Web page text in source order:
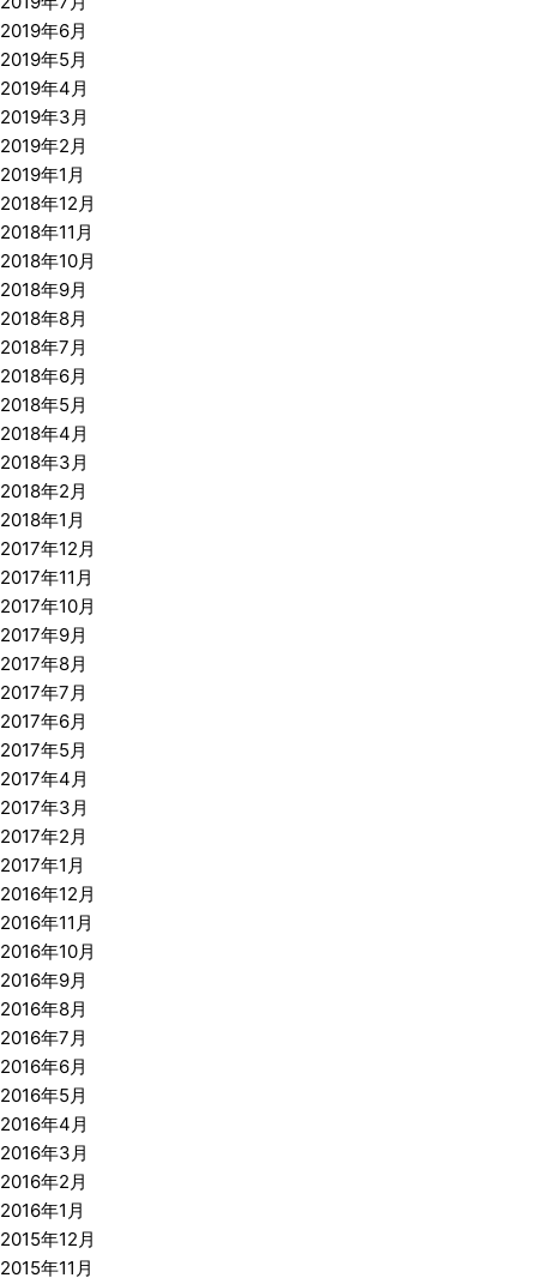
2019年6月
2019年5月
2019年4月
2019年3月
2019年2月
2019年1月
2018年12月
2018年11月
2018年10月
2018年9月
2018年8月
2018年7月
2018年6月
2018年5月
2018年4月
2018年3月
2018年2月
2018年1月
2017年12月
2017年11月
2017年10月
2017年9月
2017年8月
2017年7月
2017年6月
2017年5月
2017年4月
2017年3月
2017年2月
2017年1月
2016年12月
2016年11月
2016年10月
2016年9月
2016年8月
2016年7月
2016年6月
2016年5月
2016年4月
2016年3月
2016年2月
2016年1月
2015年12月
2015年11月